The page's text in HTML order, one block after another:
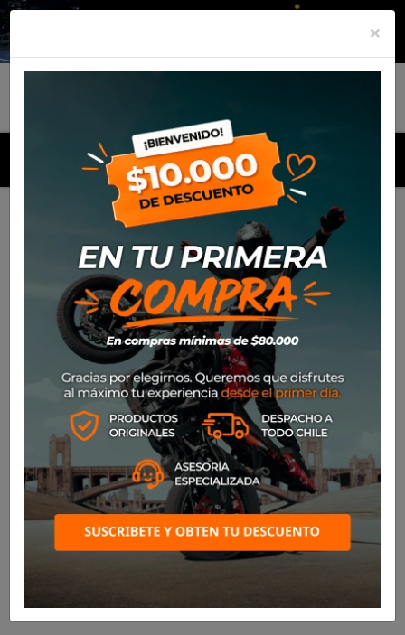
MENU
Productos Equipamiento Para el piloto
Pantalones Pantalon Leatt Moto 4.5 Hydradri
×